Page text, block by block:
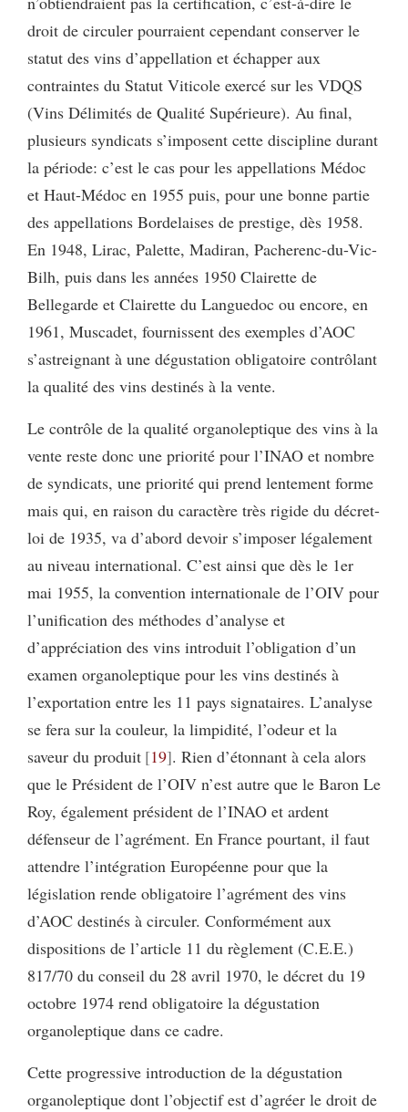
droit de circuler pourraient cependant conserver le
statut des vins d’appellation et échapper aux
contraintes du Statut Viticole exercé sur les VDQS
(Vins Délimités de Qualité Supérieure). Au final,
plusieurs syndicats s’imposent cette discipline durant
la période: c’est le cas pour les appellations Médoc
et Haut-Médoc en 1955 puis, pour une bonne partie
des appellations Bordelaises de prestige, dès 1958.
En 1948, Lirac, Palette, Madi­ran, Pacherenc-du-Vic-
Bilh, puis dans les années 1950 Clairette de
Bellegarde et Clairette du Languedoc ou encore, en
1961, Muscadet, fournissent des exemples d’AOC
s’astreignant à une dégustation obligatoire contrôlant
la qualité des vins destinés à la vente.
Le contrôle de la qualité organoleptique des vins à la
vente reste donc une priorité pour l’INAO et nombre
de syndicats, une priorité qui prend lentement forme
mais qui, en raison du caractère très rigide du décret-
loi de 1935, va d’abord devoir s’imposer légalement
au niveau international. C’est ainsi que dès le 1er
mai 1955, la convention internationale de l’OIV pour
l’unification des méthodes d’analyse et
d’appréciation des vins introduit l’obligation d’un
examen organoleptique pour les vins destinés à
l’exportation entre les 11 pays signataires. L’analyse
se fera sur la couleur, la limpidité, l’odeur et la
saveur du produit 19 . Rien d’étonnant à cela alors
que le Président de l’OIV n’est autre que le Baron Le
Roy, égale­ment président de l’INAO et ardent
défenseur de l’agrément. En France pourtant, il faut
attendre l’intégration Européenne pour que la
législation rende obligatoire l’agrément des vins
d’AOC destinés à circuler. Conformément aux
dispositions de l’article 11 du règlement (C.E.E.)
817/70 du conseil du 28 avril 1970, le décret du 19
octobre 1974 rend obligatoire la dégustation
organoleptique dans ce cadre.
Cette progressive introduction de la dégustation
organoleptique dont l’objec­tif est d’agréer le droit de